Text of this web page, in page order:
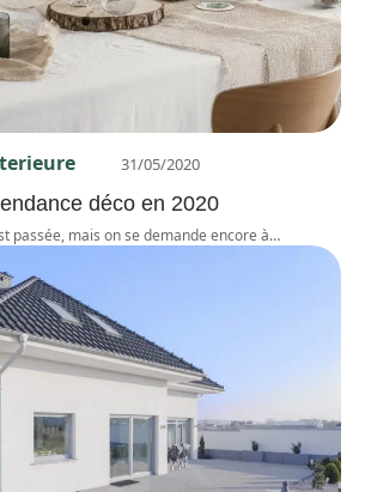
31/05/2020
déco en 2020
passée, mais on se demande encore à…